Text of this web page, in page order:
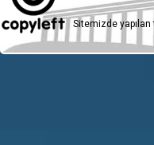
Sitemizde